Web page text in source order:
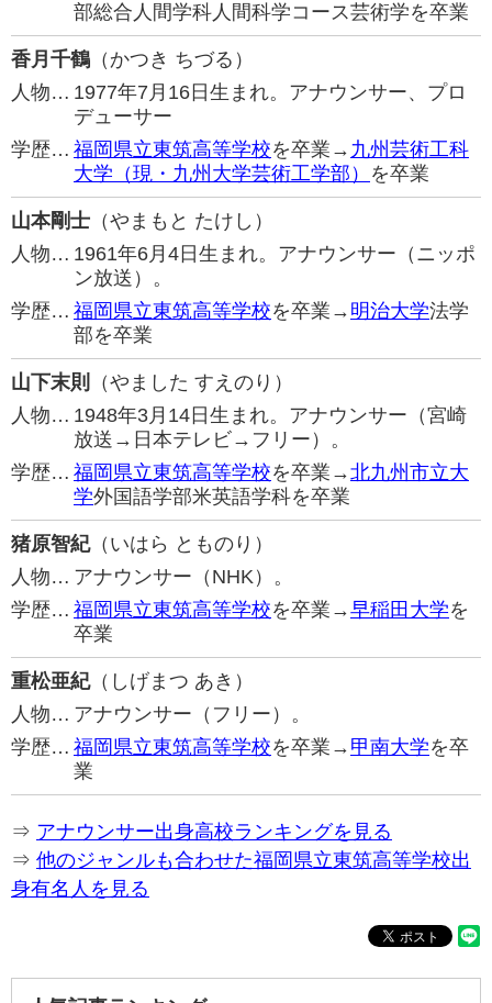
部総合人間学科人間科学コース芸術学を卒業
香月千鶴 （かつき ちづる）
人物… 1977年7月16日生まれ。アナウンサー、プロ
デューサー
学歴… 福岡県立東筑高等学校を卒業→ 九州芸術工科
大学（現・九州大学芸術工学部） を卒業
山本剛士 （やまもと たけし）
人物… 1961年6月4日生まれ。アナウンサー（ニッポ
ン放送）。
学歴… 福岡県立東筑高等学校を卒業→ 明治大学法学
部を卒業
山下末則
（やました すえのり）
人物… 1948年3月14日生まれ。アナウンサー（宮崎
放送→日本テレビ→フリー）。
学歴… 福岡県立東筑高等学校を卒業→北九州市立大
学外国語学部米英語学科を卒業
猪原智紀（いはら とものり）
人物… アナウンサー（NHK）。
学歴… 福岡県立東筑高等学校を卒業→早稲田大学を
卒業
重松亜紀（しげまつ あき）
人物… アナウンサー（フリー）。
学歴… 福岡県立東筑高等学校を卒業→ 甲南大学を卒
業
⇒ アナウンサー出身高校ランキングを見る
⇒ 他のジャンルも合わせた福岡県立東筑高等学校出
身有名人を見る